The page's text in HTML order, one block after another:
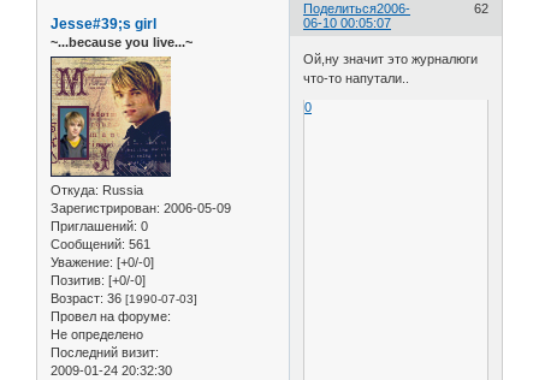
Поделиться 62
2006-
06-10 00:05:07
Jesse#39;s girl
~...because you live...~
Откуда: Russia
Зарегистрирован: 2006-05-09
Приглашений: 0
Сообщений: 561
Уважение: [+0/-0]
Позитив: [+0/-0]
Возраст: 36 [1990-07-03]
Провел на форуме:
Не определено
Последний визит:
2009-01-24 20:32:30
Ой,ну значит это журналюги
что-то напутали..
0